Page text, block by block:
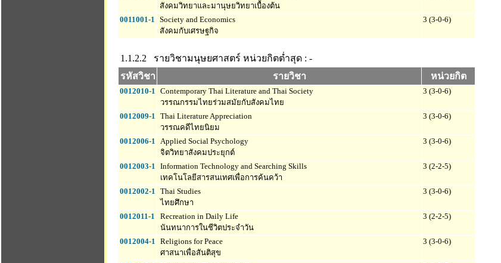
สังคมวิทยาและมานุษยวิทยาเบื้องต้น
0011001-1 Society and Economics
สังคมกับเศรษฐกิจ
3 (3-0-6)
1.1.2.2 รายวิชามนุษยศาสตร์ หน่วยกิตต่ำสุด : -
รหัสวิชา
รายวิชา หน่วยกิต
0012010-1 Contemporary Thai Literature and Thai Society
วรรณกรรมไทยร่วมสมัยกับสังคมไทย
3 (3-0-6)
0012009-1 Thai Literature Appreciation
วรรณคดีไทยนิยม
3 (3-0-6)
0012006-1 Applied Social Psychology
จิตวิทยาสังคมประยุกต์
3 (3-0-6)
0012003-1 Information Technology and Searching Skills
เทคโนโลยีสารสนเทศเพื่อการค้นคว้า
3 (2-2-5)
0012002-1 Thai Studies
ไทยศึกษา
3 (3-0-6)
0012011-1
Recreation in Daily Life
นันทนาการในชีวิตประจำวัน
3 (2-2-5)
0012004-1 Religions for Peace
ศาสนาเพื่อสันติสุข
3 (3-0-6)